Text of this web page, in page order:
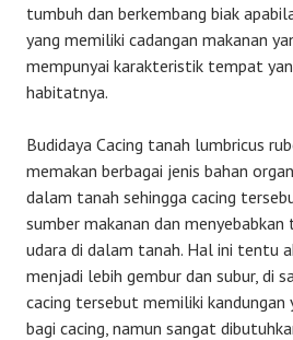
tumbuh dan berkembang biak
yang memiliki cadangan makanan
mempunyai karakteristik tempat
habitatnya.
Budidaya Cacing tanah lumbricus
memakan berbagai jenis bahan
dalam tanah sehingga cacing
sumber makanan dan
udara di dalam tanah. Hal ini tentu
menjadi lebih gembur dan subur, di
cacing tersebut memiliki kandungan
bagi cacing, namun sangat